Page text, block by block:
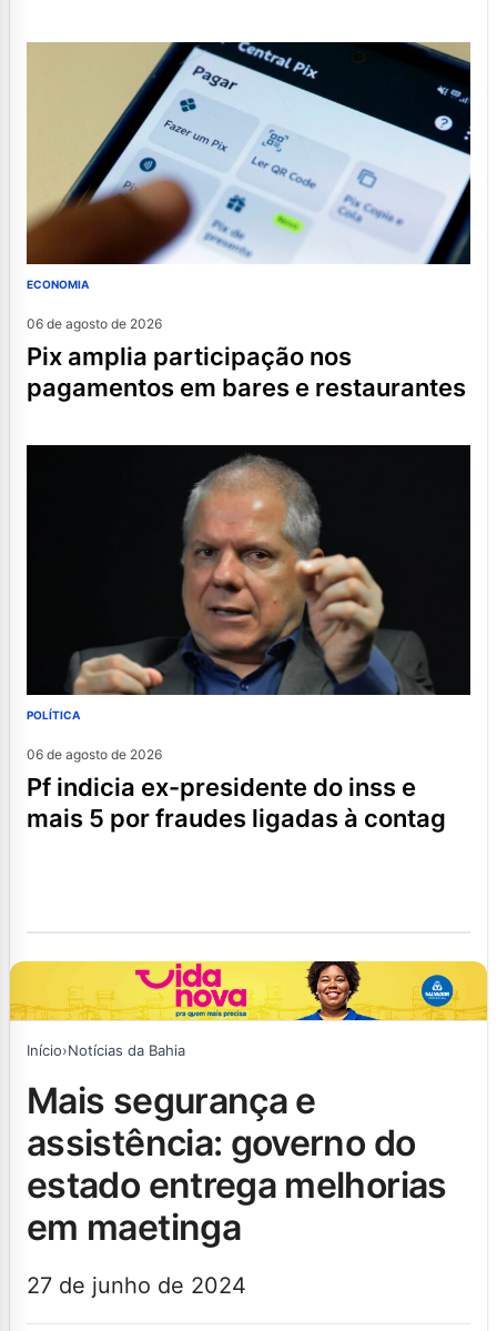
ECONOMIA
06 de agosto de 2026
pix amplia participação nos
pagamentos em bares e restaurantes
POLÍTICA
06 de agosto de 2026
pf indicia ex-presidente do inss e
mais 5 por fraudes ligadas à contag
Início›Notícias da Bahia
mais segurança e
assistência: governo do
estado entrega melhorias
em maetinga
27 de junho de 2024